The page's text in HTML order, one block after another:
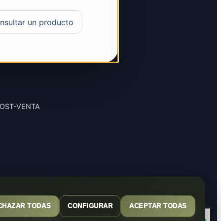
TODAS CONFIGURAR ACEPTAR TODAS
un producto
VENTA